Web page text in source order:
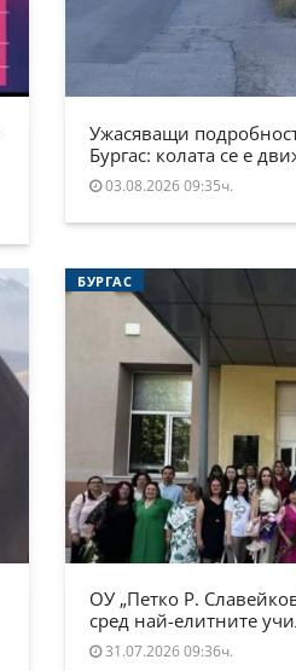
Ужасяващи
Бургас: колата се е
03.08.2026 09:35ч.
БУРГАС
ОУ „Петко Р.
сред най-елитните
31.07.2026 09:36ч.